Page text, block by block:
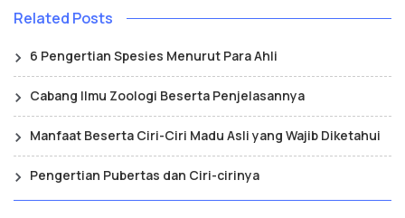
Related Posts
6 Pengertian Spesies Menurut Para Ahli
Cabang Ilmu Zoologi Beserta Penjelasannya
Manfaat Beserta Ciri-Ciri Madu Asli yang Wajib Diketahui
Pengertian Pubertas dan Ciri-cirinya